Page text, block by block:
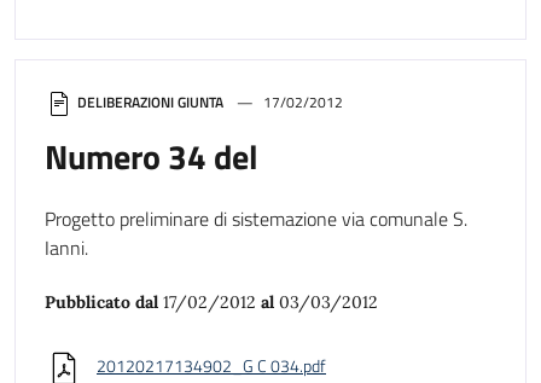
DELIBERAZIONI GIUNTA 17/02/2012
Numero 34 del
Progetto preliminare di sistemazione via comunale S.
Ianni.
Pubblicato dal 17/02/2012 al 03/03/2012
20120217134902_G C 034.pdf